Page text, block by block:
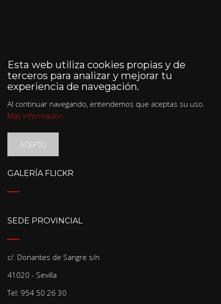
Esta web utiliza cookies propias y de
terceros para analizar y mejorar tu
experiencia de navegación.
Al continuar navegando, entendemos que aceptas su uso.
Más información
ACEPTO
GALERÍA FLICKR
SEDE PROVINCIAL
c/. Donantes de Sangre s/n
41020 - Sevilla
Tel: 954 50 26 30